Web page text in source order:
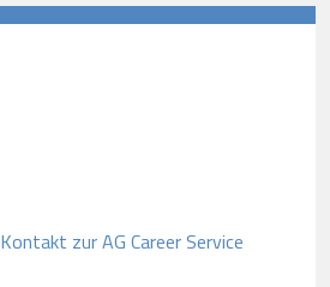
Kontakt zur AG Career Service